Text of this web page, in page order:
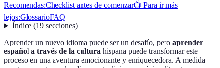
Recomendas:Checklist antes de comenzar📺 Para ir más
lejos:GlossarioFAQ
Índice(19 secciones)
Aprender un nuevo idioma puede ser un desafío, pero aprender
español a través de la cultura hispana puede transformar este
proceso en una aventura emocionante y enriquecedora. A medida